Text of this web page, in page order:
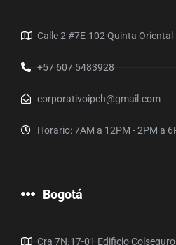
Calle 2 #7E-102 Quinta
+57 607 5483928
corporativoipch@gmail.com
Horario: 7AM a 12PM - 2PM a
Bogotá
Cra 7N.17-01 Edificio